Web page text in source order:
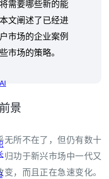
需要哪些新的能
文阐述了已经进
市场的企业案例
市场的策略。
景
无所不在了，但仍有数十
功于新兴市场中一代又
，而且正在急速变化。